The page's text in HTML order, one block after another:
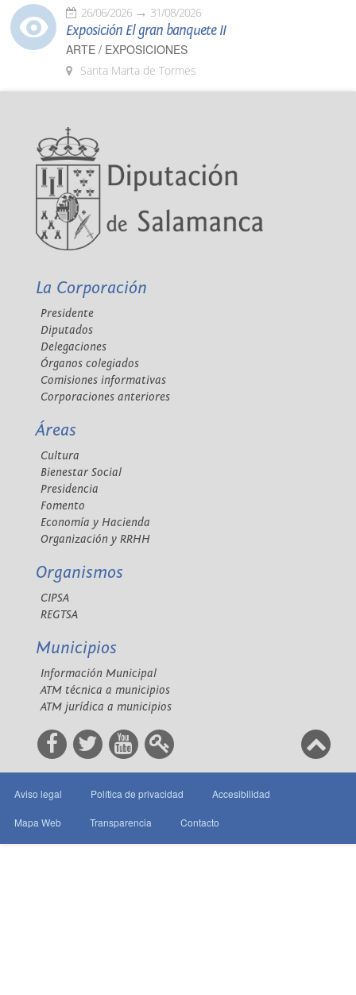
26/06/2026 31/08/2026
Exposición El gran banquete II
ARTE / EXPOSICIONES
Santa Marta de Tormes
La Corporación
Presidente
Diputados
Delegaciones
Órganos colegiados
Comisiones informativas
Corporaciones anteriores
Áreas
Cultura
Bienestar Social
Presidencia
Fomento
Economía y Hacienda
Organización y RRHH
Organismos
CIPSA
REGTSA
Municipios
Información Municipal
ATM técnica a municipios
ATM jurídica a municipios
Aviso legal Política de privacidad Accesibilidad
Mapa Web Transparencia Contacto